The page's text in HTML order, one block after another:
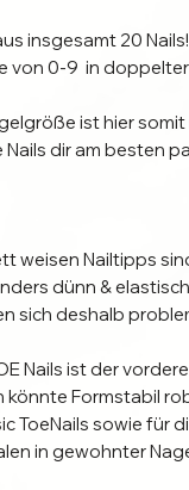
insgesamt 20 Nails!
von 0-9 in
ist hier
dir am besten
weisen Nailtipps
dünn &
sich deshalb
Nails ist der
Formstabil
ToeNails sowie für
in gewohnter